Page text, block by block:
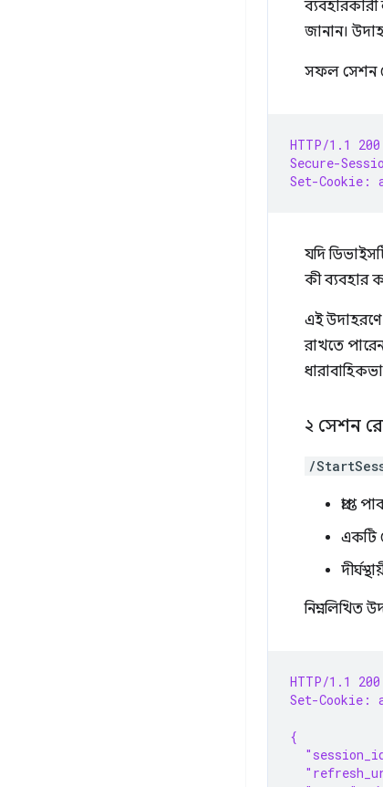
জানান।
সফল সেশন
HTTP/1.1 200
Secure-
Set-Cookie:
যদি
কী ব্যবহার
এই উদাহরণে
রাখতে
২ সেশন
/
প্রাপ্ত
একটি
নিম্নলিখিত
HTTP/1.1 200
Set-Cookie:
{